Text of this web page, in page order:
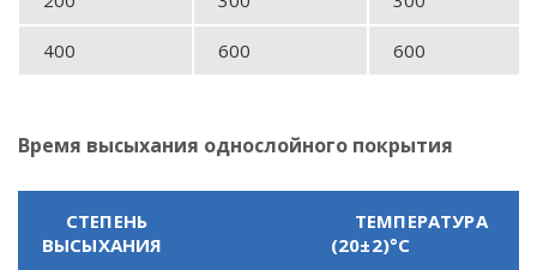
400 600 600
Время высыхания однослойного покрытия
СТЕПЕНЬ
ВЫСЫХАНИЯ
ТЕМПЕРАТУРА
(20±2)°С